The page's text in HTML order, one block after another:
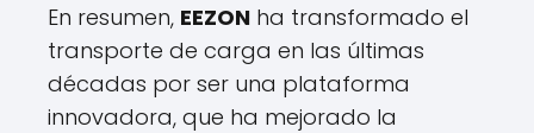
En resumen, EEZON ha transformado el
transporte de carga en las últimas
décadas por ser una plataforma
innovadora, que ha mejorado la